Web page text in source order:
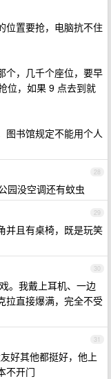
位置要抢，电脑抗不住
个，几千个座位，要早
位，如果 9 点去到就
图书馆规定不能用个人
28
园没空调还有蚊虫
29
并且有桌椅，既是玩笑
30
。我戴上耳机、一边
拉直接爆满，完全不受
31
好其他都挺好，他上
不开门